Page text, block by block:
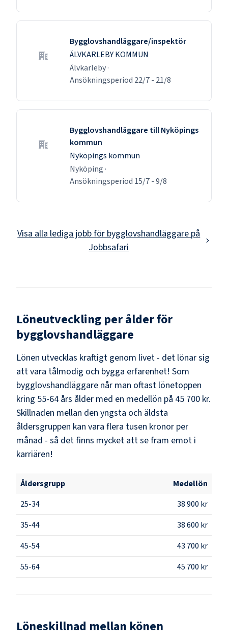
Bygglovshandläggare/inspektör
ÄLVKARLEBY KOMMUN
Älvkarleby·
Ansökningsperiod 22/7- 21/8
Bygglovshandläggare till Nyköpings
kommun
Nyköpings kommun
Nyköping ·
Ansökningsperiod 15/7-9/8
Visa alla lediga jobb för bygglovshandläggare på
Jobbsafari
Löneutveckling per ålder för
bygglovshandläggare
Lönen utvecklas kraftigt genom livet - det lönar sig
att vara tålmodig och bygga erfarenhet! Som
bygglovshandläggare når man oftast lönetoppen
kring 55-64 års ålder med en medellön på 45 700 kr.
Skillnaden mellan den yngsta och äldsta
åldersgruppen kan vara flera tusen kronor per
månad - så det finns mycket att se fram emot i
karriären!
Åldersgrupp
Medellön
25-34
38 900 kr
35-44
38 600 kr
45-54
43 700 kr
55-64
45 700 kr
Löneskillnad mellan könen